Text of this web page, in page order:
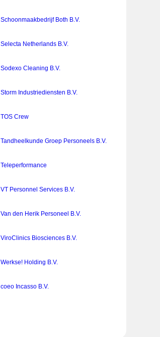
Schoonmaakbedrijf Both B.V.
Selecta Netherlands B.V.
Sodexo Cleaning B.V.
Storm Industriediensten B.V.
TOS Crew
Tandheelkunde Groep Personeels B.V.
Teleperformance
VT Personnel Services B.V.
Van den Herik Personeel B.V.
ViroClinics Biosciences B.V.
Werkse! Holding B.V.
coeo Incasso B.V.